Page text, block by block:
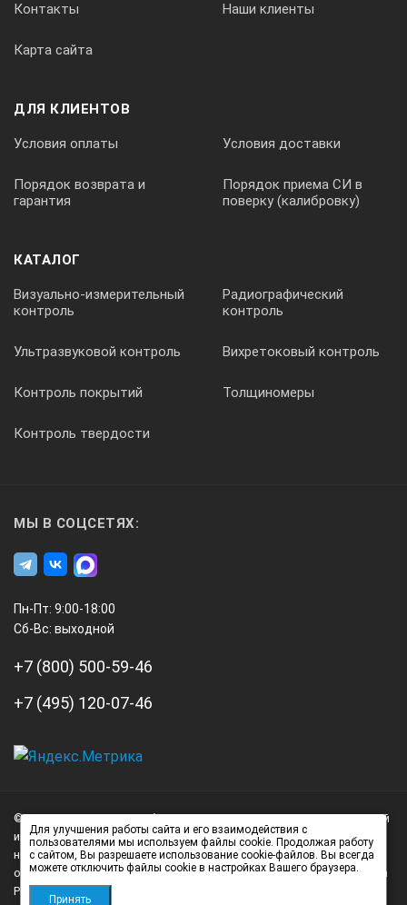
Контакты Наши клиенты
Карта сайта
ДЛЯ КЛИЕНТОВ
Условия оплаты Условия доставки
Порядок возврата и
гарантия
Порядок приема СИ в
поверку (калибровку)
КАТАЛОГ
Визуально-измерительный
контроль
Радиографический
контроль
Ультразвуковой контроль Вихретоковый контроль
Контроль покрытий Толщиномеры
Контроль твердости
МЫ В СОЦСЕТЯХ:
Пн-Пт: 9:00-18:00
Сб-Вс: выходной
+7 (800) 500-59-46
+7 (495) 120-07-46
Нагорный
проезд
д.7
стр.
© 2026 А3 Инжиниринг Обращаем Ваше внимание на то, что данный
интернет-сайт носит исключительно информационный характер и
ни при каких условиях не является публичной офертой,
определяемой положениями статьи 437 (2) Гражданского кодекса
Российской Федерации.
Для улучшения работы сайта и его взаимодействия с
пользователями мы используем файлы cookie. Продолжая работу
с сайтом, Вы разрешаете использование cookie-файлов. Вы всегда
можете отключить файлы cookie в настройках Вашего браузера.
Принять